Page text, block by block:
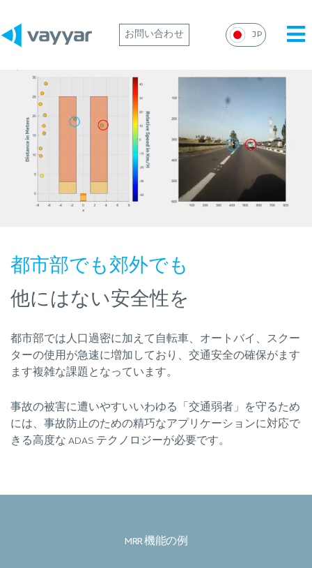
お問い合わせ JP
都市部でも郊外でも
他にはない安全性を
都市部では人口過密に加えて自転車、オートバイ、スクー
ターの使用が急速に増加しており、交通安全の確保がます
ます複雑な課題となっています。
事故の被害に遭いやすいいわゆる「交通弱者」を守るため
には、事故防止のための精巧なアプリケーションに対応で
きる高度な ADAS テクノロジーが必要です。
MRR 機能の例